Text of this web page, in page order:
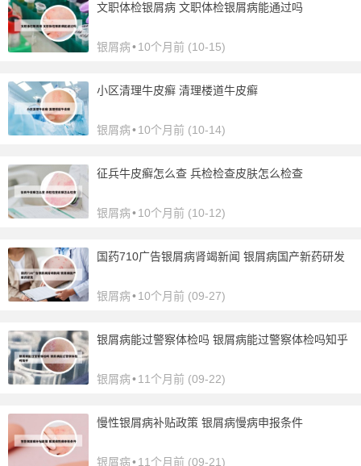
文职体检银屑病 文职体检银屑病能通过吗
银屑病•10个月前 (10-15)
小区清理牛皮癣 清理楼道牛皮癣
银屑病•10个月前 (10-14)
征兵牛皮癣怎么查 兵检检查皮肤怎么检查
银屑病•10个月前 (10-12)
国药710广告银屑病肾竭新闻 银屑病国产新药研发
银屑病•10个月前 (09-27)
银屑病能过警察体检吗 银屑病能过警察体检吗知乎
银屑病•11个月前 (09-22)
慢性银屑病补贴政策 银屑病慢病申报条件
银屑病•11个月前 (09-21)